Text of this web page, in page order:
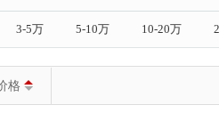
3-5万 5-10万 10-20万
格